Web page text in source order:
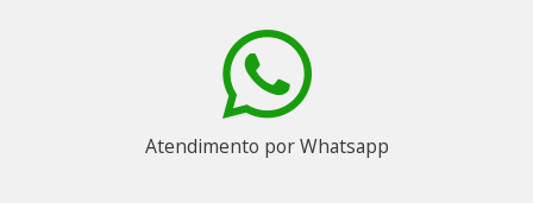
Atendimento por Whatsapp